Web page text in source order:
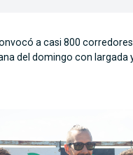
a casi 800
del domingo con largada